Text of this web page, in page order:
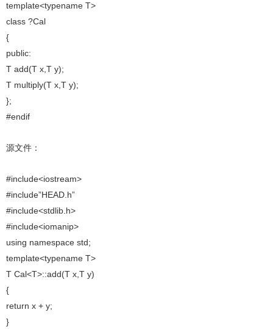
template<typename T>
class ?Cal
{
public:
T add(T x,T y);
T multiply(T x,T y);
};
#endif
源文件：
#include<iostream>
#include”HEAD.h”
#include<stdlib.h>
#include<iomanip>
using namespace std;
template<typename T>
T Cal<T>::add(T x,T y)
{
return x + y;
}